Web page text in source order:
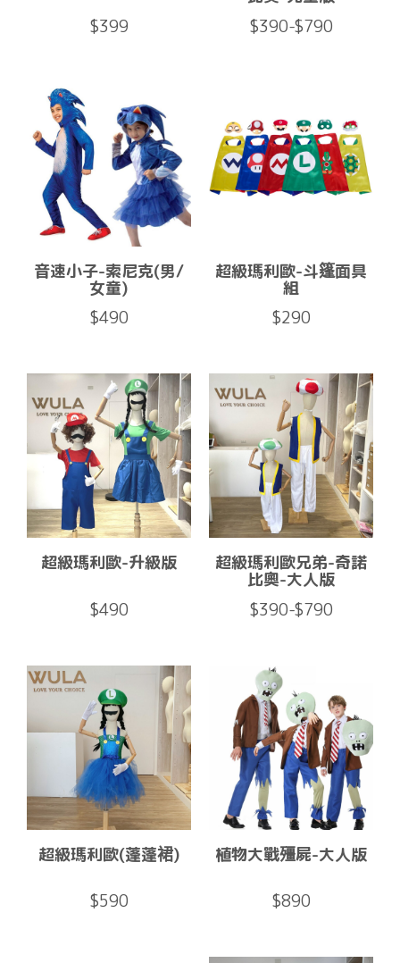
$399
$390-$790
音速小子-索尼克(男/
女童)
$490
超級瑪利歐-斗篷面具
組
$290
超級瑪利歐-升級版
$490
超級瑪利歐兄弟-奇諾
比奧-大人版
$390-$790
超級瑪利歐(蓬蓬裙)
$590
植物大戰殭屍-大人版
$890